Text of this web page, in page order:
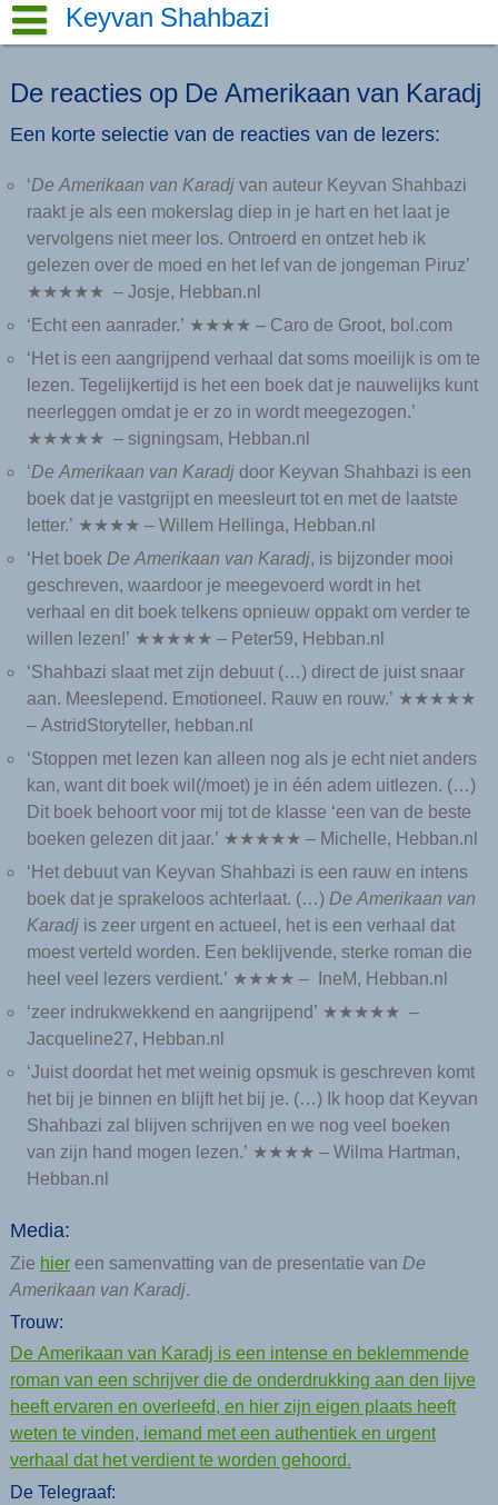
Skip
to
Keyvan Shahbazi
De reacties op De Amerikaan van Karadj
Een korte selectie van de reacties van de lezers:
‘De Amerikaan van Karadjvan auteur Keyvan Shahbazi
raakt je als een mokerslag diep in je hart en het laat je
vervolgens niet meer los. Ontroerd en ontzet heb ik
gelezen over de moed en het lef van de jongeman Piruz’
★★★★★ – Josje, Hebban.nl
‘Echt een aanrader.’ ★★★★ – Caro de Groot, bol.com
‘Het is een aangrijpend verhaal dat soms moeilijk is om te
lezen. Tegelijkertijd is het een boek dat je nauwelijks kunt
neerleggen omdat je er zo in wordt meegezogen.’
★★★★★ – signingsam, Hebban.nl
‘De Amerikaan van Karadjdoor Keyvan Shahbazi is een
boek dat je vastgrijpt en meesleurt tot en met de laatste
letter.’ ★★★★ – Willem Hellinga, Hebban.nl
‘Het boek De Amerikaan van Karadj, is bijzonder mooi
geschreven, waardoor je meegevoerd wordt in het
verhaal en dit boek telkens opnieuw oppakt om verder te
willen lezen!’ ★★★★★ – Peter59, Hebban.nl
‘Shahbazi slaat met zijn debuut (…) direct de juist snaar
aan. Meeslepend. Emotioneel. Rauw en rouw.’ ★★★★★
– AstridStoryteller, hebban.nl
‘Stoppen met lezen kan alleen nog als je echt niet anders
kan, want dit boek wil(/moet) je in één adem uitlezen. (…)
Dit boek behoort voor mij tot de klasse ‘een van de beste
boeken gelezen dit jaar.’ ★★★★★ – Michelle, Hebban.nl
‘Het debuut van Keyvan Shahbazi is een rauw en intens
boek dat je sprakeloos achterlaat. (…) De Amerikaan van
Karadj is zeer urgent en actueel, het is een verhaal dat
moest verteld worden. Een beklijvende, sterke roman die
heel veel lezers verdient.’ ★★★★ – IneM, Hebban.nl
‘zeer indrukwekkend en aangrijpend’ ★★★★★ –
Jacqueline27, Hebban.nl
‘Juist doordat het met weinig opsmuk is geschreven komt
het bij je binnen en blijft het bij je. (…) Ik hoop dat Keyvan
Shahbazi zal blijven schrijven en we nog veel boeken
van zijn hand mogen lezen.’ ★★★★ – Wilma Hartman,
Hebban.nl
Media:
Zie hiereen samenvatting van de presentatie van De
Amerikaan van Karadj.
Trouw:
De Amerikaan van Karadj is een intense en beklemmende
roman van een schrijver die de onderdrukking aan den lijve
heeft ervaren en overleefd, en hier zijn eigen plaats heeft
weten te vinden, iemand met een authentiek en urgent
verhaal dat het verdient te worden ­gehoord.
De Telegraaf: